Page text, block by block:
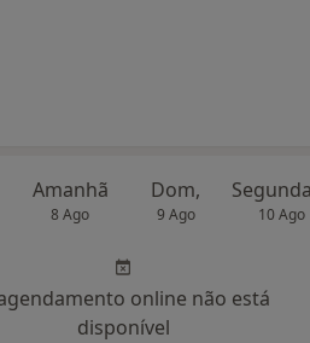
Amanhã
8 Ago
Dom,
9 Ago 10 Ago
online não está
disponível